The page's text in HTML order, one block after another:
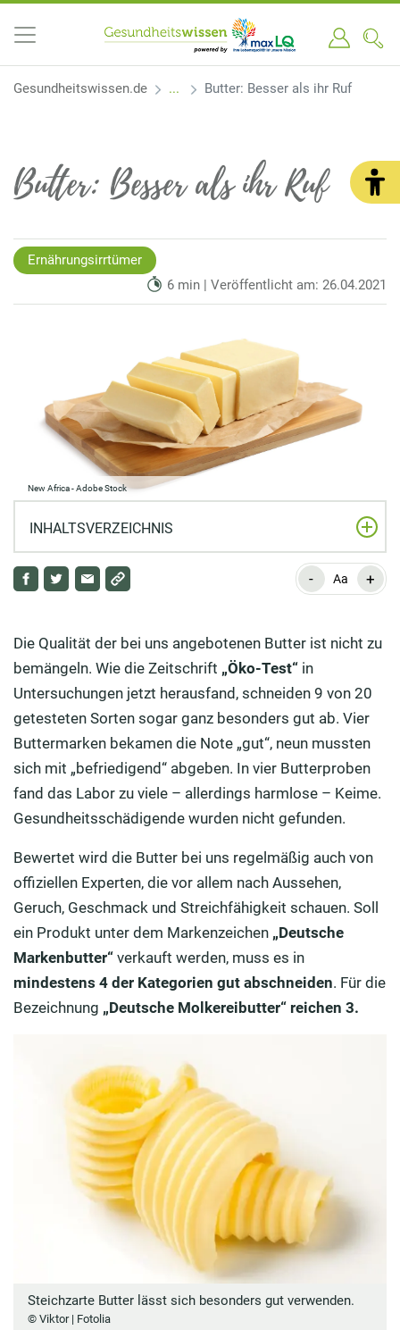
Gesundheitswissen.de Butter: Besser als ihr Ruf
Butter: Besser als ihr Ruf
Ernährungsirrtümer
6 min | Veröffentlicht am: 26.04.2021
New Africa - Adobe Stock
INHALTSVERZEICHNIS
Die Buttersorten unterscheiden sich in ihrem
Keine Schuld an hohem Cholesterin
Cholesterin ist lebensnotwendig
Neuartige Margarine senkt Cholesterinspiegel
Butter macht nicht direkt dick
So ist das Butterbrot gesund
- Aa +
Die Qualität der bei uns angebotenen Butter ist nicht zu
bemängeln. Wie die Zeitschrift „Öko-Test“ in
Untersuchungen jetzt herausfand, schneiden 9 von 20
getesteten Sorten sogar ganz besonders gut ab. Vier
Buttermarken bekamen die Note „gut“, neun mussten
sich mit „befriedigend“ abgeben. In vier Butterproben
fand das Labor zu viele – allerdings harmlose – Keime.
Gesundheitsschädigende wurden nicht gefunden.
Bewertet wird die Butter bei uns regelmäßig auch von
offiziellen Experten, die vor allem nach Aussehen,
Geruch, Geschmack und Streichfähigkeit schauen. Soll
ein Produkt unter dem Markenzeichen „Deutsche
Markenbutter“ verkauft werden, muss es in
mindestens 4 der Kategorien gut abschneiden. Für die
Bezeichnung „Deutsche Molkereibutter“ reichen 3.
Steichzarte Butter lässt sich besonders gut verwenden.
© Viktor | Fotolia